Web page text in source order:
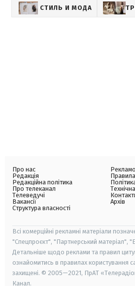
СТИЛЬ И МОДА
Про нас
Редакція
Редакційна політика
Про телеканал
Телеведучі
Вакансії
Структура власності
Архів
Всі комерційні рекламні матеріали
"Спецпроєкт", "Партнерський матеріал",
Детальніше щодо реклами та правил
ознайомитись в правилах користування
захищені. © 2005—2021, ПрАТ
Канал.